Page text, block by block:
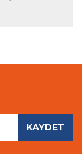
KAYDET